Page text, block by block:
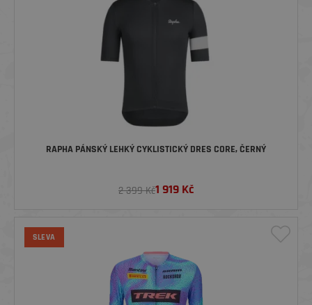
RAPHA PÁNSKÝ LEHKÝ CYKLISTICKÝ DRES CORE, ČERNÝ
2 399 Kč1 919 Kč
SLEVA